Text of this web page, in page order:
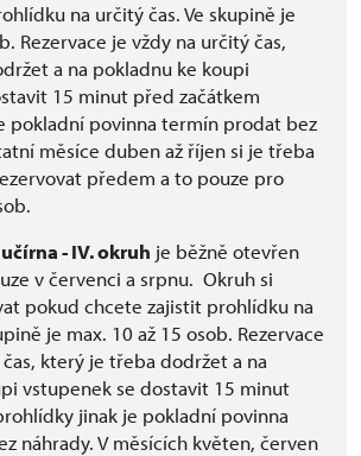
na určitý čas. Ve skupině je
Rezervace je vždy na určitý čas,
a na pokladnu ke koupi
15 minut před začátkem
pokladní povinna termín prodat bez
měsíce duben až říjen si je třeba
předem a to pouze pro
- IV. okruh je běžně otevřen
v červenci a srpnu. Okruh si
pokud chcete zajistit prohlídku na
je max. 10 až 15 osob. Rezervace
který je třeba dodržet a na
vstupenek se dostavit 15 minut
jinak je pokladní povinna
náhrady. V měsících květen, červen